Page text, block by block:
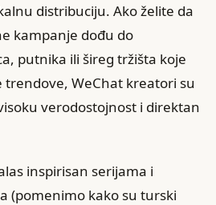
distribuciju. Ako želite da
kampanje dođu do
putnika ili šireg tržišta koje
trendove, WeChat kreatori su
verodostojnost i direktan
inspirisan serijama i
(pomenimo kako su turski